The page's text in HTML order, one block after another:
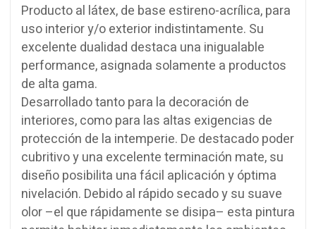
Producto al látex, de base estireno-acrílica, para
uso interior y/o exterior indistintamente. Su
excelente dualidad destaca una inigualable
performance, asignada solamente a productos
de alta gama.
Desarrollado tanto para la decoración de
interiores, como para las altas exigencias de
protección de la intemperie. De destacado poder
cubritivo y una excelente terminación mate, su
diseño posibilita una fácil aplicación y óptima
nivelación. Debido al rápido secado y su suave
olor –el que rápidamente se disipa– esta pintura